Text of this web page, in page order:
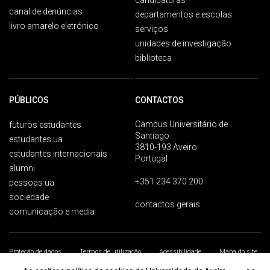
canal de denúncias
livro amarelo eletrónico
departamentos e escolas
serviços
unidades de investigação
biblioteca
PÚBLICOS
futuros estudantes
estudantes ua
estudantes internacionais
alumni
pessoas ua
sociedade
comunicação e media
CONTACTOS
Campus Universitário de
Santiago
3810-193 Aveiro
Portugal
+351 234 370 200
contactos gerais
Proteção de dados Termos de utilização Acessibilidade
Mapa do site
Universidade de Aveiro 2026